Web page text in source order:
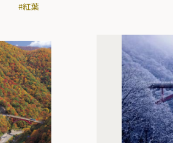
#紅葉